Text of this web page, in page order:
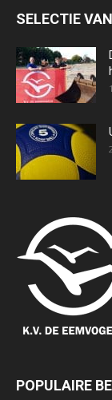
SELECTIE
POPULAIRE